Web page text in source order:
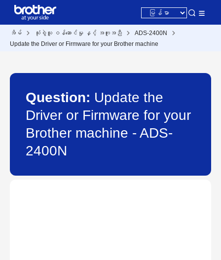
အိမ် သုံးစွဲသူ ဝန်ဆောင်မှု နှင့် အကူအညီ
ADS-2400N
Update the Driver or Firmware for your Brother machine
Question: Update the
Driver or Firmware for your
Brother machine - ADS-
2400N